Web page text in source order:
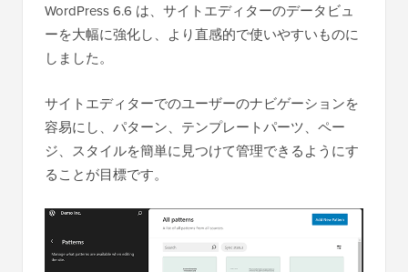
WordPress 6.6 は、サイトエディターのデータビュ
ーを大幅に強化し、より直感的で使いやすいものに
しました。
サイトエディターでのユーザーのナビゲーションを
容易にし、パターン、テンプレートパーツ、ペー
ジ、スタイルを簡単に見つけて管理できるようにす
ることが目標です。